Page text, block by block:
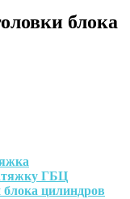
блока
ГБЦ
цилиндров